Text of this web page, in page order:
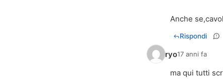
Anche
Rispondi
ryo17 anni fa
ma qui tutti